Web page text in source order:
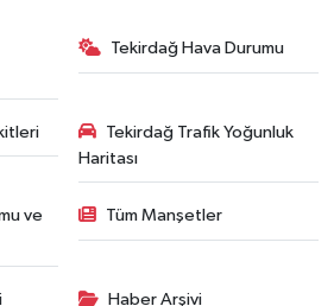
Tekirdağ Hava Durumu
Tekirdağ Trafik Yoğunluk
Haritası
ve
Tüm Manşetler
Haber Arşivi